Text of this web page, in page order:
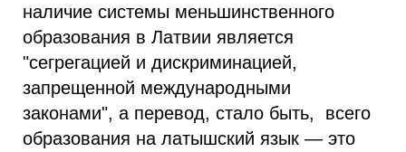
наличие системы меньшинственного
образования в Латвии является
"сегрегацией и дискриминацией,
запрещенной международными
законами", а перевод, стало быть, всего
образования на латышский язык — это